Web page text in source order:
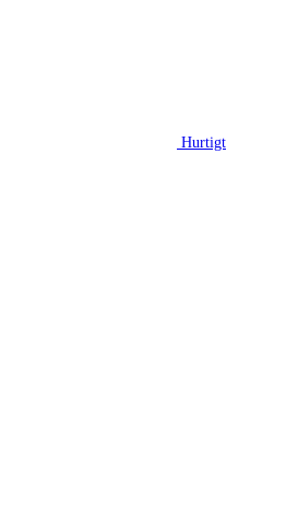
Hurtigt